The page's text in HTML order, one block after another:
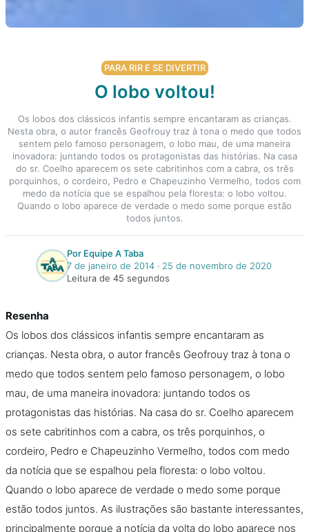
PARA RIR E SE DIVERTIR
O lobo voltou!
Os lobos dos clássicos infantis sempre encantaram as crianças.
Nesta obra, o autor francês Geofrouy traz à tona o medo que todos
sentem pelo famoso personagem, o lobo mau, de uma maneira
inovadora: juntando todos os protagonistas das histórias. Na casa
do sr. Coelho aparecem os sete cabritinhos com a cabra, os três
porquinhos, o cordeiro, Pedro e Chapeuzinho Vermelho, todos com
medo da notícia que se espalhou pela floresta: o lobo voltou.
Quando o lobo aparece de verdade o medo some porque estão
todos juntos.
Por Equipe A Taba
7 de janeiro de 2014‧ 25 de novembro de 2020
Leitura de 45 segundos
Resenha
Os lobos dos clássicos infantis sempre encantaram as
crianças. Nesta obra, o autor francês Geofrouy traz à tona o
medo que todos sentem pelo famoso personagem, o lobo
mau, de uma maneira inovadora: juntando todos os
protagonistas das histórias. Na casa do sr. Coelho aparecem
os sete cabritinhos com a cabra, os três porquinhos, o
cordeiro, Pedro e Chapeuzinho Vermelho, todos com medo
da notícia que se espalhou pela floresta: o lobo voltou.
Quando o lobo aparece de verdade o medo some porque
estão todos juntos. As ilustrações são bastante interessantes,
principalmente porque a notícia da volta do lobo aparece nos